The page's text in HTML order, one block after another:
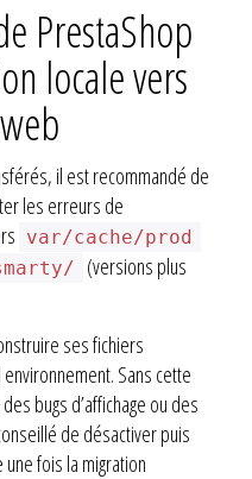
PrestaShop
locale vers
il est recommandé de
les erreurs de
var/cache/prod
(versions plus
ses fichiers
Sans cette
bugs d’affichage ou des
de désactiver puis
fois la migration